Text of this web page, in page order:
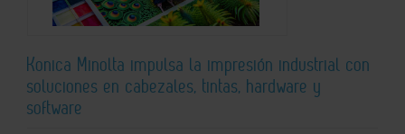
Konica Minolta impulsa la impresión industrial con
soluciones en cabezales, tintas, hardware y
software